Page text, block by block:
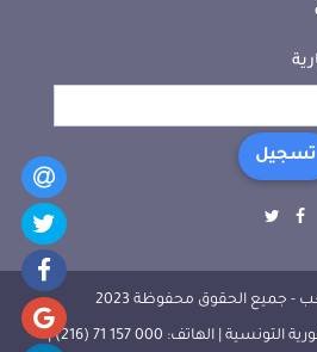
تسجيل
جميع الحقوق محفوظة 2023
العنوان: باردو 2000 الجمهورية التونسية | الهاتف: 000 157 71 (216) |